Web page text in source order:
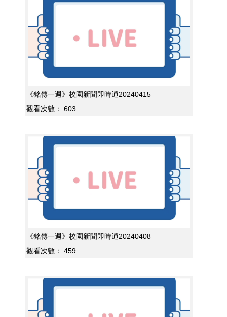
《銘傳一週》校園新聞即時通20240415
觀看次數：
603
《銘傳一週》校園新聞即時通20240408
觀看次數：
459